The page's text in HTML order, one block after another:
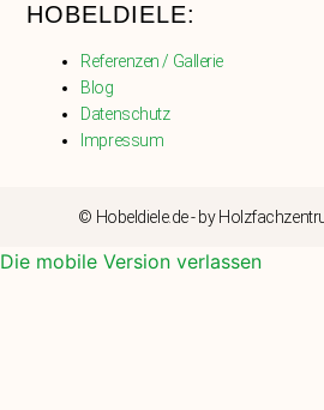
HOBELDIELE:
Referenzen / Gallerie
Blog
Datenschutz
Impressum
© Hobeldiele.de - by
Die mobile Version verlassen